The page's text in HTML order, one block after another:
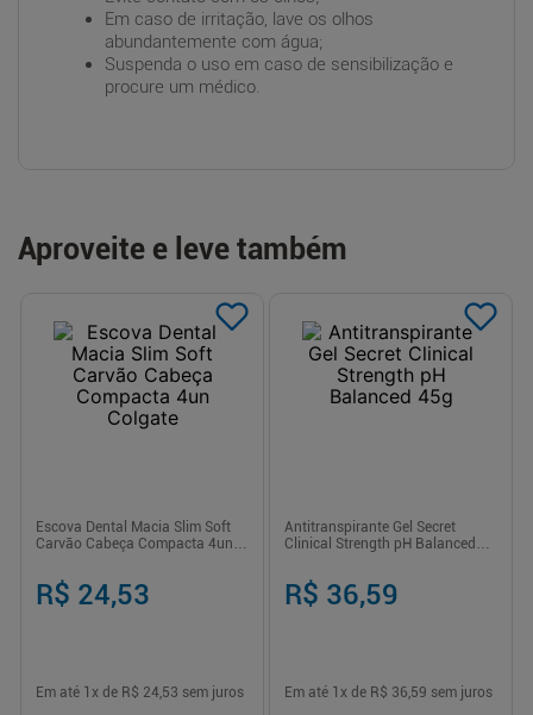
Em caso de irritação, lave os olhos
abundantemente com água;
Suspenda o uso em caso de sensibilização e
procure um médico.
Aproveite e leve também
Escova Dental Macia Slim Soft
Carvão Cabeça Compacta 4un
R$ 24,53
Em até 1 x de R$ 24,53 sem juros
Antitranspirante Gel Secret
Clinical Strength pH Balanced
R$ 36,59
Em até 1 x de R$ 36,59 sem juros